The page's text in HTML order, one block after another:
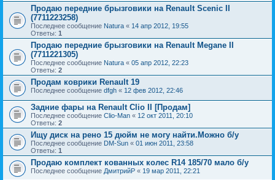
Продаю передние брызговики на Renault Scenic II
(7711223258)
Последнее сообщение Natura « 14 апр 2012, 19:55
Ответы: 1
Продаю передние брызговики на Renault Megane II
(7711221305)
Последнее сообщение Natura « 05 апр 2012, 22:23
Ответы: 2
Продам коврики Renault 19
Последнее сообщение dfgh « 12 фев 2012, 22:46
Задние фары на Renault Clio II [Продам]
Последнее сообщение Clio-Man « 12 окт 2011, 20:10
Ответы: 2
Ищу диск на рено 15 дюйм не могу найти.Можно б/у
Последнее сообщение DM-Sun « 01 июн 2011, 23:58
Ответы: 1
Продаю комплект кованных колес R14 185/70 мало б/у
Последнее сообщение ДмитрийР « 19 мар 2011, 22:21